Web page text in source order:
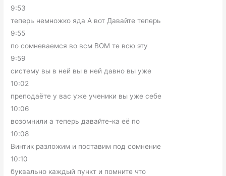
9:53
теперь немножко яда А вот Давайте теперь
9:55
по сомневаемся во всм ВОМ те всю эту
9:59
систему вы в ней вы в ней давно вы уже
10:02
преподаёте у вас уже ученики вы уже себе
10:06
возомнили а теперь давайте-ка её по
10:08
Винтик разложим и поставим под сомнение
10:10
буквально каждый пункт и помните что